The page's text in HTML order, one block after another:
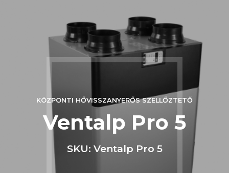
KÖZPONTI HŐVISSZANYERŐS SZELLŐZTETŐ
Ventalp Pro 5
SKU: Ventalp Pro 5